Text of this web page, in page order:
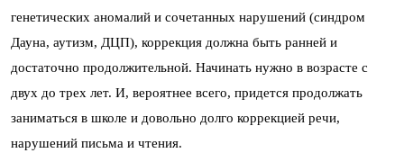
генетических аномалий и сочетанных нарушений (синдром
Дауна, аутизм, ДЦП), коррекция должна быть ранней и
достаточно продолжительной. Начинать нужно в возрасте с
двух до трех лет. И, вероятнее всего, придется продолжать
заниматься в школе и довольно долго коррекцией речи,
нарушений письма и чтения.